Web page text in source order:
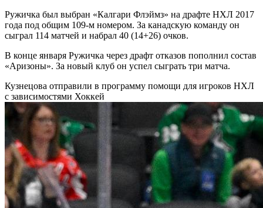
Ружичка был выбран «Калгари Флэймз» на драфте НХЛ 2017
года под общим 109-м номером. За канадскую команду он
сыграл 114 матчей и набрал 40 (14+26) очков.
В конце января Ружичка через драфт отказов пополнил состав
«Аризоны». За новый клуб он успел сыграть три матча.
Кузнецова отправили в программу помощи для игроков НХЛ
с зависимостями Хоккей